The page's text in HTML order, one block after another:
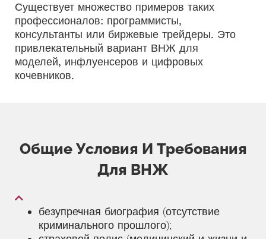
Существует множество примеров таких
профессионалов: программисты,
консультанты или биржевые трейдеры. Это
привлекательный вариант ВНЖ для
моделей, инфлуенсеров и цифровых
кочевников.
Общие Условия И Требования
Для ВНЖ
безупречная биография (отсутствие
криминального прошлого);